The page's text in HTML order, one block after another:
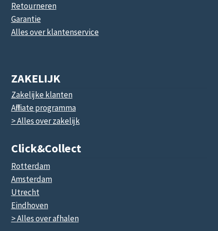
Retourneren
Garantie
Alles over klantenservice
ZAKELIJK
Zakelijke klanten
Affiliate programma
> Alles over zakelijk
Click&collect
Rotterdam
Amsterdam
Utrecht
Eindhoven
> Alles over afhalen